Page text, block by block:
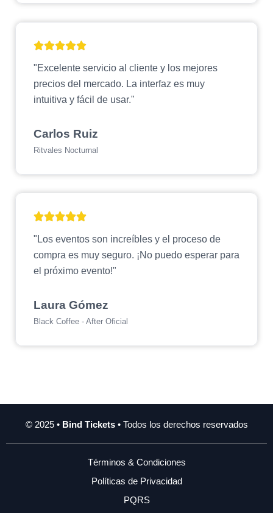
"Excelente servicio al cliente y los mejores
precios del mercado. La interfaz es muy
intuitiva y fácil de usar."
Carlos Ruiz
Ritvales Nocturnal
"Los eventos son increíbles y el proceso de
compra es muy seguro. ¡No puedo esperar para
el próximo evento!"
Laura Gómez
Black Coffee - After Oficial
© 2025 • Bind Tickets• Todos los derechos reservados
Términos & Condiciones
Políticas de Privacidad
PQRS